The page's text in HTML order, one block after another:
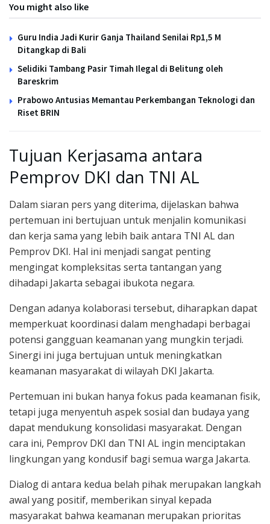
You might also like
Guru India Jadi Kurir Ganja Thailand Senilai Rp1,5 M
Ditangkap di Bali
Selidiki Tambang Pasir Timah Ilegal di Belitung oleh
Bareskrim
Prabowo Antusias Memantau Perkembangan Teknologi dan
Riset BRIN
Tujuan Kerjasama antara
Pemprov DKI dan TNI AL
Dalam siaran pers yang diterima, dijelaskan bahwa
pertemuan ini bertujuan untuk menjalin komunikasi
dan kerja sama yang lebih baik antara TNI AL dan
Pemprov DKI. Hal ini menjadi sangat penting
mengingat kompleksitas serta tantangan yang
dihadapi Jakarta sebagai ibukota negara.
Dengan adanya kolaborasi tersebut, diharapkan dapat
memperkuat koordinasi dalam menghadapi berbagai
potensi gangguan keamanan yang mungkin terjadi.
Sinergi ini juga bertujuan untuk meningkatkan
keamanan masyarakat di wilayah DKI Jakarta.
Pertemuan ini bukan hanya fokus pada keamanan fisik,
tetapi juga menyentuh aspek sosial dan budaya yang
dapat mendukung konsolidasi masyarakat. Dengan
cara ini, Pemprov DKI dan TNI AL ingin menciptakan
lingkungan yang kondusif bagi semua warga Jakarta.
Dialog di antara kedua belah pihak merupakan langkah
awal yang positif, memberikan sinyal kepada
masyarakat bahwa keamanan merupakan prioritas